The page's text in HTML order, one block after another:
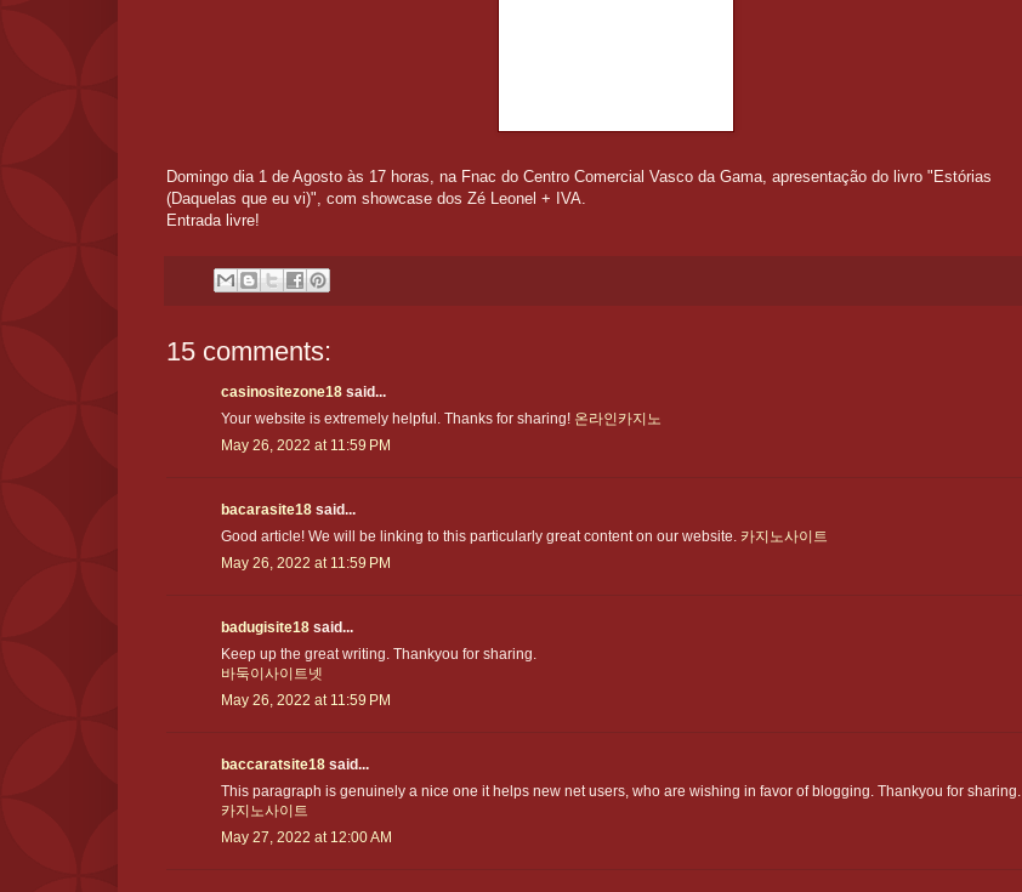
Domingo dia 1 de Agosto às 17 horas, na Fnac do Centro Comercial Vasco da Gama, apresentação do livro "Estórias
(Daquelas que eu vi)", com showcase dos Zé Leonel + IVA.
Entrada livre!
15 comments:
casinositezone18 said...
Your website is extremely helpful. Thanks for sharing! 온라인카지노
May 26, 2022 at 11:59 PM
bacarasite18 said...
Good article! We will be linking to this particularly great content on our website. 카지노사이트
May 26, 2022 at 11:59 PM
badugisite18 said...
Keep up the great writing. Thankyou for sharing.
바둑이사이트넷
May 26, 2022 at 11:59 PM
baccaratsite18 said...
This paragraph is genuinely a nice one it helps new net users, who are wishing in favor of blogging. Thankyou for sharing.
카지노사이트
May 27, 2022 at 12:00 AM